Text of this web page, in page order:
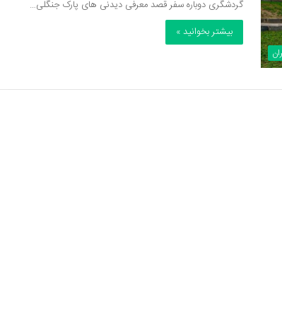
گردشگری دوباره سفر قصد معرفی دیدنی های پارک جنگلی…
بیشتر بخوانید »